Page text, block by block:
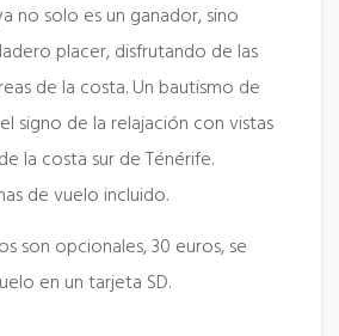
no solo es un ganador, sino
placer, disfrutando de las
de la costa. Un bautismo de
signo de la relajación con vistas
la costa sur de Ténérife.
de vuelo incluido.
son opcionales, 30 euros, se
en un tarjeta SD.